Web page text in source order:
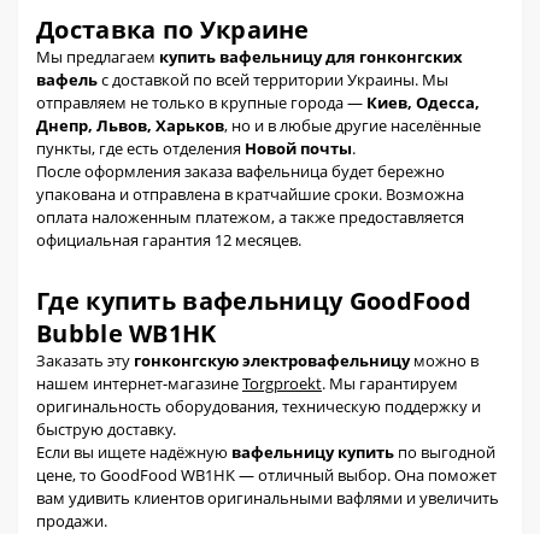
Доставка по Украине
Мы предлагаем купить вафельницу для гонконгских
вафельс доставкой по всей территории Украины. Мы
отправляем не только в крупные города — Киев, Одесса,
Днепр, Львов, Харьков, но и в любые другие населённые
пункты, где есть отделения Новой почты.
После оформления заказа вафельница будет бережно
упакована и отправлена в кратчайшие сроки. Возможна
оплата наложенным платежом, а также предоставляется
официальная гарантия 12 месяцев.
Где купить вафельницу GoodFood
Bubble WB1HK
Заказать эту гонконгскую электровафельницуможно в
нашем интернет-магазинеTorgproekt. Мы гарантируем
оригинальность оборудования, техническую поддержку и
быструю доставку.
Если вы ищете надёжную вафельницу купить по выгодной
цене, то GoodFood WB1HK — отличный выбор. Она поможет
вам удивить клиентов оригинальными вафлями и увеличить
продажи.